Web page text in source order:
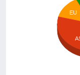
EU